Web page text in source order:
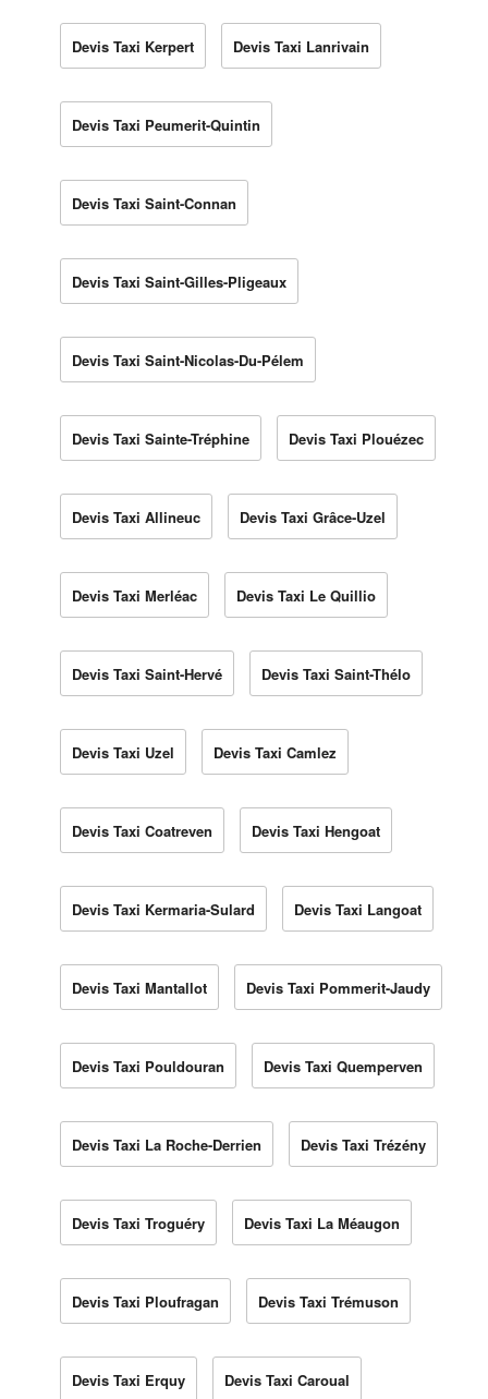
Devis Taxi Kerpert Devis Taxi Lanrivain
Devis Taxi Peumerit-Quintin
Devis Taxi Saint-Connan
Devis Taxi Saint-Gilles-Pligeaux
Devis Taxi Saint-Nicolas-Du-Pélem
Devis Taxi Sainte-Tréphine Devis Taxi Plouézec
Devis Taxi Allineuc Devis Taxi Grâce-Uzel
Devis Taxi Merléac Devis Taxi Le Quillio
Devis Taxi Saint-Hervé Devis Taxi Saint-Thélo
Devis Taxi Uzel Devis Taxi Camlez
Devis Taxi Coatreven Devis Taxi Hengoat
Devis Taxi Kermaria-Sulard Devis Taxi Langoat
Devis Taxi Mantallot Devis Taxi Pommerit-Jaudy
Devis Taxi Pouldouran Devis Taxi Quemperven
Devis Taxi La Roche-Derrien Devis Taxi Trézény
Devis Taxi Troguéry Devis Taxi La Méaugon
Devis Taxi Ploufragan Devis Taxi Trémuson
Devis Taxi Erquy Devis Taxi Caroual